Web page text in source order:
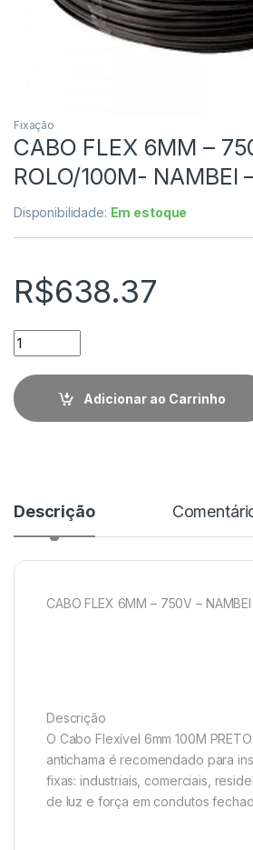
Fixação
CABO FLEX 6MM –
ROLO/100M- NAMBEI
Disponibilidade: Em estoque
R$638.37
Quantidade
Adicionar ao Carrinho
Descrição
CABO FLEX 6MM – 750V –
Descrição
O Cabo Flexível 6mm 100M
antichama é recomendado para
fixas: industriais, comerciais,
de luz e força em condutos